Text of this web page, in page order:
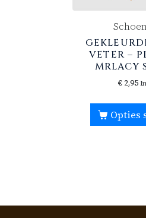
VETER –
MRLACY
€ 2,95
Opties